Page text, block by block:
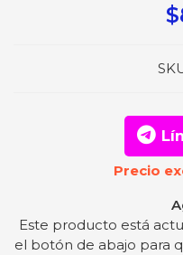
Precio
Este producto está
el botón de abajo para